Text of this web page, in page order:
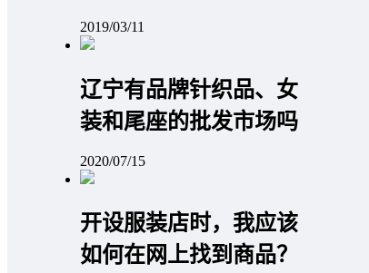
2019/03/11
辽宁有品牌针织品、女
装和尾座的批发市场吗
2020/07/15
开设服装店时，我应该
如何在网上找到商品？